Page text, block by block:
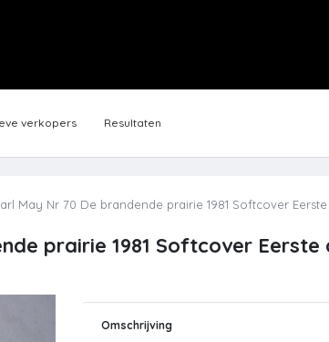
verkopers Resultaten
May Nr 70 De brandende prairie 1981 Softcover
prairie 1981 Softcover Eerste
Omschrijving